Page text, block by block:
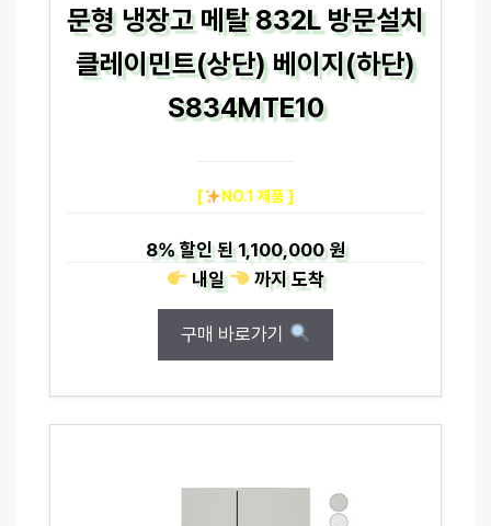
문형 냉장고 메탈 832L 방문설치
클레이민트(상단) 베이지(하단)
S834MTE10
[ NO.1 제품 ]
8%할인 된1,100,000 원
내일
까지도착
구매 바로가기